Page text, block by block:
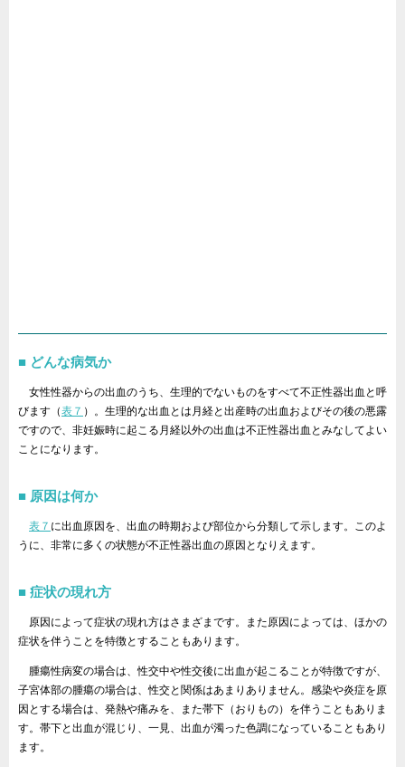
どんな病気か
女性性器からの出血のうち、生理的でないものをすべて不正性器出血と呼
びます（表７ ）。生理的な出血とは月経と出産時の出血およびその後の悪露
ですので、非妊娠時に起こる月経以外の出血は不正性器出血とみなしてよい
ことになります。
原因は何か
表７ に出血原因を、出血の時期および部位から分類して示します。このよ
うに、非常に多くの状態が不正性器出血の原因となりえます。
症状の現れ方
原因によって症状の現れ方はさまざまです。また原因によっては、ほかの
症状を伴うことを特徴とすることもあります。
腫瘍性病変の場合は、性交中や性交後に出血が起こることが特徴ですが、
子宮体部の腫瘍の場合は、性交と関係はあまりありません。感染や炎症を原
因とする場合は、発熱や痛みを、また帯下（おりもの）を伴うこともありま
す。帯下と出血が混じり、一見、出血が濁った色調になっていることもあり
ます。